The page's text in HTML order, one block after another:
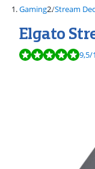
Gaming Stream
Elgato
La note est de 9,59,5/